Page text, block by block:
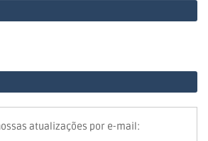
atualizações por e-mail: